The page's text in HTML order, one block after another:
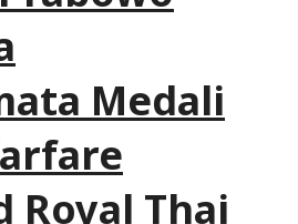
Medali
Royal Thai